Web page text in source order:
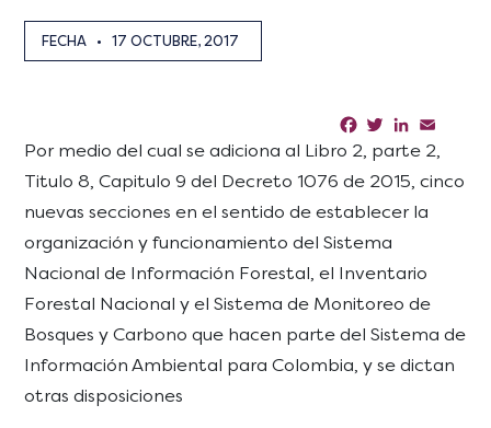
FECHA • 17 OCTUBRE, 2017
Facebook
TwitterLinkedIn
Por medio del cual se adiciona al Libro 2, parte 2,
Titulo 8, Capitulo 9 del Decreto 1076 de 2015, cinco
nuevas secciones en el sentido de establecer la
organización y funcionamiento del Sistema
Nacional de Información Forestal, el Inventario
Forestal Nacional y el Sistema de Monitoreo de
Bosques y Carbono que hacen parte del Sistema de
Información Ambiental para Colombia, y se dictan
otras disposiciones